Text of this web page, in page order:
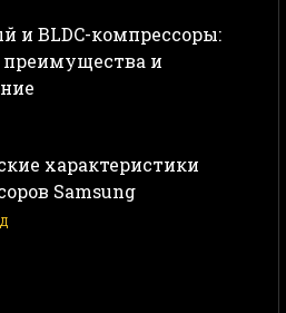
и BLDC-компрессоры:
преимущества и
характеристики
Samsung